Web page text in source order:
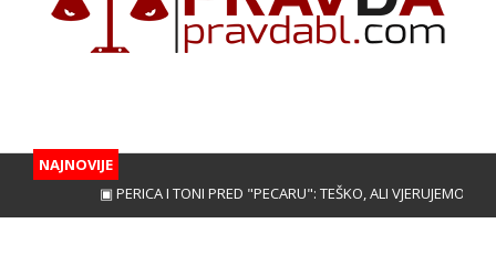
NAJNOVIJE
▣ PERICA I TONI PRED "PECARU": TEŠKO, ALI VJERUJEMO! ▣